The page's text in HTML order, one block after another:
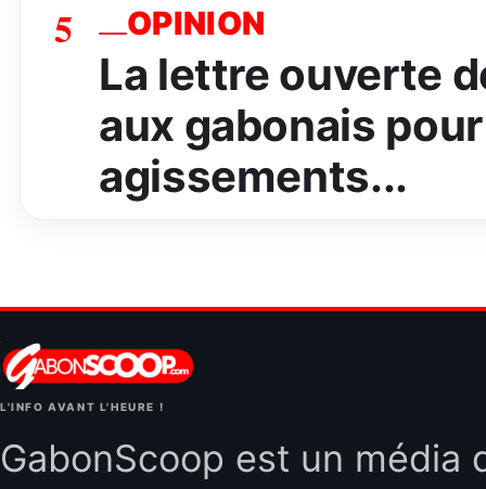
5 OPINION
La lettre ouverte
aux gabonais
agissements...
L'INFO AVANT L'HEURE !
GabonScoop est un média